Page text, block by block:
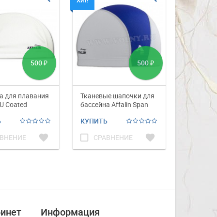
500 ₽
для плавания
Coated
favorite
500 ₽
Тканевые шапочки для
бассейна Affalin Span
КУПИТЬ
check_box_outline_blank СРАВНЕНИЕ favorite
Шапочка
Информация